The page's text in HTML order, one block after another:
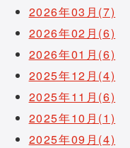
2026年03月(7)
2026年02月(6)
2026年01月(6)
2025年12月(4)
2025年11月(6)
2025年10月(1)
2025年09月(4)